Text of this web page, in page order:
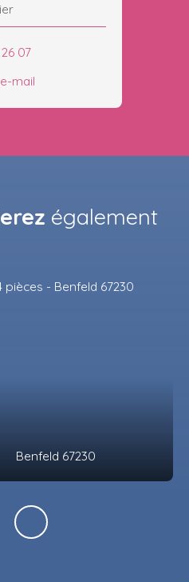
07
mail
également
Benfeld 67230